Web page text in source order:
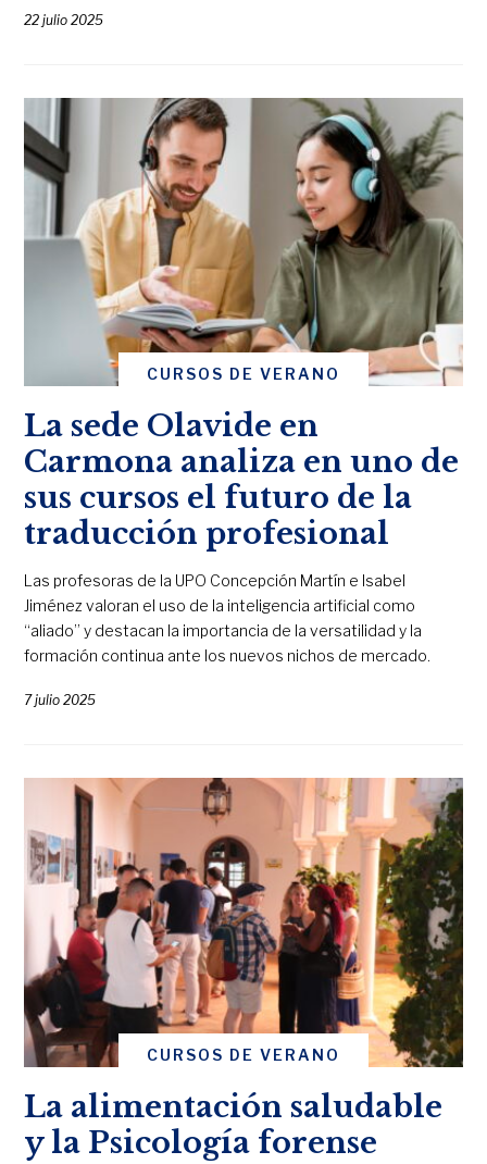
22 julio 2025
CURSOS DE VERANO
La sede Olavide en
Carmona analiza en uno de
sus cursos el futuro de la
traducción profesional
Las profesoras de la UPO Concepción Martín e Isabel
Jiménez valoran el uso de la inteligencia artificial como
“aliado” y destacan la importancia de la versatilidad y la
formación continua ante los nuevos nichos de mercado.
7 julio 2025
CURSOS DE VERANO
La alimentación saludable
y la Psicología forense